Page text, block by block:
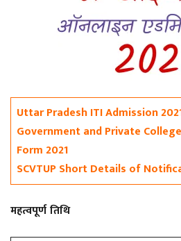
Uttar Pradesh ITI Admission
Government and Private
Form 2021
SCVTUP Short Details of
महत्वपूर्ण तिथि